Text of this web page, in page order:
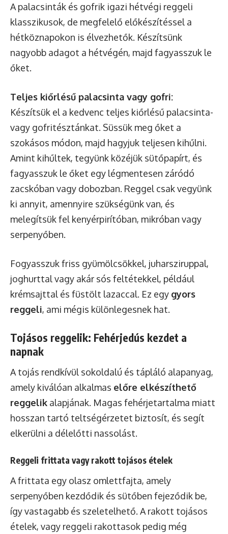
A palacsinták és gofrik igazi hétvégi reggeli
klasszikusok, de megfelelő előkészítéssel a
hétköznapokon is élvezhetők. Készítsünk
nagyobb adagot a hétvégén, majd fagyasszuk le
őket.
Teljes kiőrlésű palacsinta vagy gofri:
Készítsük el a kedvenc teljes kiőrlésű palacsinta-
vagy gofritésztánkat. Süssük meg őket a
szokásos módon, majd hagyjuk teljesen kihűlni.
Amint kihűltek, tegyünk közéjük sütőpapírt, és
fagyasszuk le őket egy légmentesen záródó
zacskóban vagy dobozban. Reggel csak vegyünk
ki annyit, amennyire szükségünk van, és
melegítsük fel kenyérpirítóban, mikróban vagy
serpenyőben.
Fogyasszuk friss gyümölcsökkel, juharsziruppal,
joghurttal vagy akár sós feltétekkel, például
krémsajttal és füstölt lazaccal. Ez egy gyors
reggeli, ami mégis különlegesnek hat.
Tojásos reggelik: Fehérjedús kezdet a
napnak
A tojás rendkívül sokoldalú és tápláló alapanyag,
amely kiválóan alkalmas előre elkészíthető
reggelik alapjának. Magas fehérjetartalma miatt
hosszan tartó teltségérzetet biztosít, és segít
elkerülni a délelőtti nassolást.
Reggeli frittata vagy rakott tojásos ételek
A frittata egy olasz omlettfajta, amely
serpenyőben kezdődik és sütőben fejeződik be,
így vastagabb és szeletelhető. A rakott tojásos
ételek, vagy reggeli rakottasok pedig még